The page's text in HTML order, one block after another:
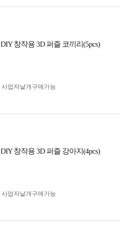
DIY 창작용 3D 퍼즐 코끼리(5pcs)
사업자 낱개구매가능
DIY 창작용 3D 퍼즐 강아지(4pcs)
사업자 낱개구매가능